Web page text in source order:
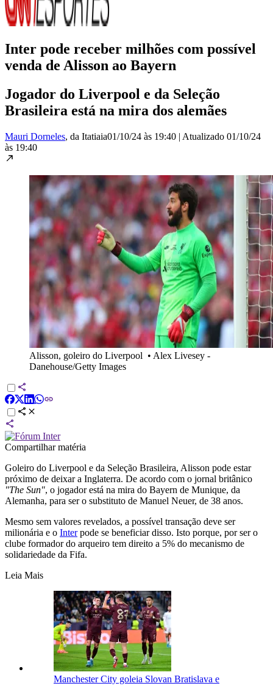
Inter pode receber milhões com possível
venda de Alisson ao Bayern
Jogador do Liverpool e da Seleção
Brasileira está na mira dos alemães
Mauri Dorneles, da Itatiaia01/10/24 às 19:40 | Atualizado 01/10/24
às 19:40
Alisson, goleiro do Liverpool • Alex Livesey -
Danehouse/Getty Images
Compartilhar matéria
Goleiro do Liverpool e da Seleção Brasileira, Alisson pode estar
próximo de deixar a Inglaterra. De acordo com o jornal britânico
"The Sun", o jogador está na mira do Bayern de Munique, da
Alemanha, para ser o substituto de Manuel Neuer, de 38 anos.
Mesmo sem valores revelados, a possível transação deve ser
milionária e o Interpode se beneficiar disso. Isto porque, por ser o
clube formador do arqueiro tem direito a 5% do mecanismo de
solidariedade da Fifa.
Leia Mais
Manchester City goleia Slovan Bratislava e